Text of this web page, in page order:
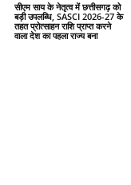
सीएम साय के नेतृत्व में छत्तीसगढ़ को
बड़ी उपलब्धि, SASCI 2026-27 के
तहत प्रोत्साहन राशि प्राप्त करने
वाला देश का पहला राज्य बना